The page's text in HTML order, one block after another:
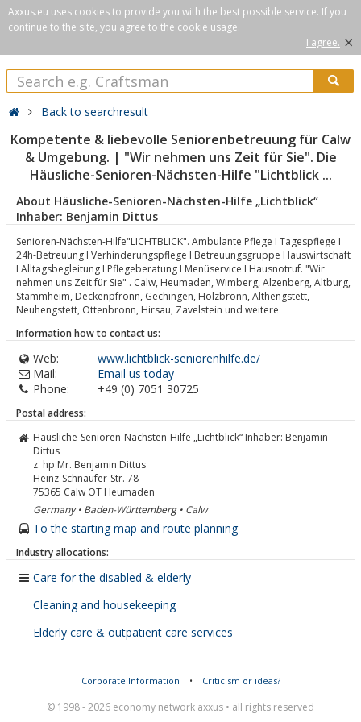
Axxus.eu uses cookies to provide you with the best possible service. If you
continue to the site, you agree to the cookie usage.
I agree. ×
Back to searchresult
Kompetente & liebevolle Seniorenbetreuung für Calw
& Umgebung. | "Wir nehmen uns Zeit für Sie". Die
Häusliche-Senioren-Nächsten-Hilfe "Lichtblick ...
About Häusliche-Senioren-Nächsten-Hilfe „Lichtblick“
Inhaber: Benjamin Dittus
Senioren-Nächsten-Hilfe"LICHTBLICK". Ambulante Pflege I Tagespflege I
24h-Betreuung I Verhinderungspflege I Betreuungsgruppe Hauswirtschaft
I Alltagsbegleitung I Pflegeberatung I Menüservice I Hausnotruf. "Wir
nehmen uns Zeit für Sie" . Calw, Heumaden, Wimberg, Alzenberg, Altburg,
Stammheim, Deckenpfronn, Gechingen, Holzbronn, Althengstett,
Neuhengstett, Ottenbronn, Hirsau, Zavelstein und weitere
Information how to contact us:
Web:
www.lichtblick-seniorenhilfe.de/
Mail:
Email us today
Phone:
+49 (0) 7051 30725
Postal address:
Häusliche-Senioren-Nächsten-Hilfe „Lichtblick“ Inhaber: Benjamin
Dittus
z. hp Mr. Benjamin Dittus
Heinz-Schnaufer-Str. 78
75365 Calw OT Heumaden
Germany • Baden-Württemberg • Calw
To the starting map and route planning
Industry allocations:
Care for the disabled & elderly
Cleaning and housekeeping
Elderly care & outpatient care services
Corporate Information • Criticism or ideas?
© 1998 - 2026 economy network axxus • all rights reserved